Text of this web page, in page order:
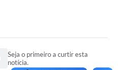
Seja o primeiro a curtir esta
notícia.